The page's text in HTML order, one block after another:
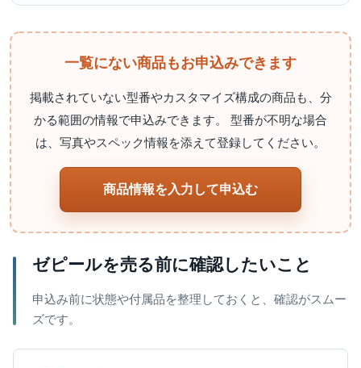
一覧にない商品もお申込みできます
掲載されていない型番やカスタマイズ構成の商品も、分
かる範囲の情報で申込みできます。 型番が不明な場合
は、写真やスペック情報を添えて登録してください。
商品情報を入力して申込む
ゼピールを売る前に確認したいこと
申込み前に状態や付属品を整理しておくと、確認がスムー
ズです。